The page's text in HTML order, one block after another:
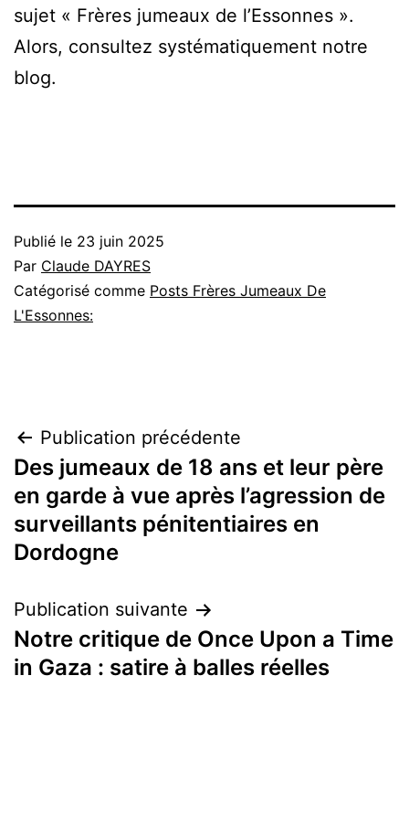
sujet « Frères jumeaux de l’Essonnes ».
Alors, consultez systématiquement notre
blog.
Publié le 23 juin 2025
Par Claude DAYRES
Catégorisé comme Posts Frères Jumeaux De
L'Essonnes:
Navigation
de
l’article
Publication précédente
Des jumeaux de 18 ans et leur père
en garde à vue après l’agression de
surveillants pénitentiaires en
Dordogne
Publication suivante
Notre critique de Once Upon a Time
in Gaza : satire à balles réelles